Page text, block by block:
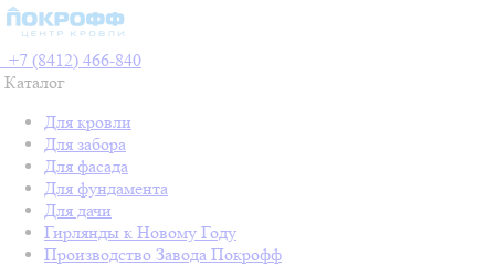
+7 (8412) 466-840
Каталог
Для кровли
Для забора
Для фасада
Для фундамента
Для дачи
Гирлянды к Новому Году
Производство Завода Покрофф